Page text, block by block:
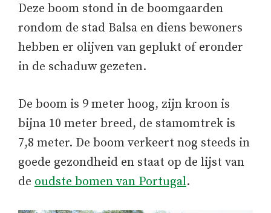
Deze boom stond in de boomgaarden
rondom de stad Balsa en diens bewoners
hebben er olijven van geplukt of eronder
in de schaduw gezeten.
De boom is 9 meter hoog, zijn kroon is
bijna 10 meter breed, de stamomtrek is
7,8 meter. De boom verkeert nog steeds in
goede gezondheid en staat op de lijst van
de oudste bomen van Portugal.